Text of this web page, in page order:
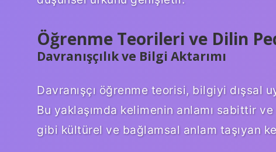
Öğrenme Teorileri ve Dilin
Davranışçılık ve Bilgi Aktarımı
Davranışçı öğrenme teorisi, bilgiyi dışsal
Bu yaklaşımda kelimenin anlamı sabittir
gibi kültürel ve bağlamsal anlam taşıyan